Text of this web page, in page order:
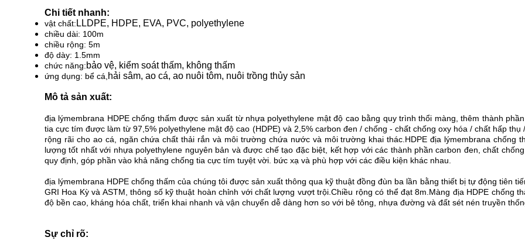
Chi tiết nhanh:
vật chất: LLDPE, HDPE, EVA, PVC, polyethylene
chiều dài: 100m
chiều rộng: 5m
độ dày: 1.5mm
chức năng:bảo vệ, kiểm soát thấm, không thấm
ứng dụng: bể cá, hải sâm, ao cá, ao nuôi tôm, nuôi trồng thủy sản
Mô tả sản xuất:
địa lýmembrana HDPE chống thấm được sản xuất từ ​​nhựa polyethylene mật độ cao bằng quy trình thổi màng, thêm thành
tia cực tím được làm từ 97,5% polyethylene mật độ cao (HDPE) và 2,5% carbon đen / chống - chất chống oxy hóa / chất hấp
rộng rãi cho ao cá, ngăn chứa chất thải rắn và môi trường chứa nước và môi trường khai thác.HDPE địa lýmembrana chống
lượng tốt nhất với nhựa polyethylene nguyên bản và được chế tạo đặc biệt, kết hợp với các thành phần carbon đen, chất
quy định, góp phần vào khả năng chống tia cực tím tuyệt vời. bức xạ và phù hợp với các điều kiện khác nhau.
địa lýmembrana HDPE chống thấm của chúng tôi được sản xuất thông qua kỹ thuật đồng đùn ba lần bằng thiết bị tự động tiên
GRI Hoa Kỳ và ASTM, thông số kỹ thuật hoàn chỉnh với chất lượng vượt trội.Chiều rộng có thể đạt 8m.Màng địa HDPE chống
độ bền cao, kháng hóa chất, triển khai nhanh và vận chuyển dễ dàng hơn so với bê tông, nhựa đường và đất sét nén truyền
Sự chỉ rõ: